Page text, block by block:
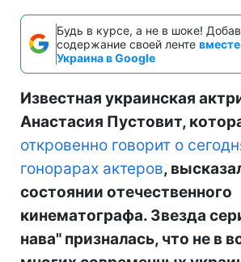
Будь в курсе, а не в шоке!
содержание своей ленте
Украина в Google
Известная украинская
Анастасия Пустовит,
откровенно говорит о
гонорарах актеров,
состоянии отечественного
кинематографа. Звезда
нава" призналась, что не в